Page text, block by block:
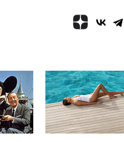
присоединился к критике
Белгородскую область
вчера, 18:00Совет мира
выбрал подрядчика для
строительства военной
Газе